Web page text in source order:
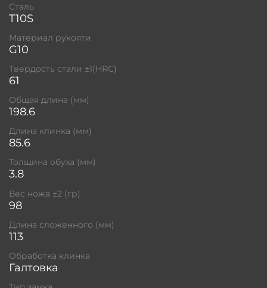
Сталь
T10S
Материал рукояти
G10
Твердость стали ±1(HRC)
61
Общая длина (мм)
198.6
Длина клинка (мм)
85.6
Толщина обуха (мм)
3.8
Вес ножа ±2 (гр)
98
Длина сложенного (мм)
113
Обработка клинка
Галтовка